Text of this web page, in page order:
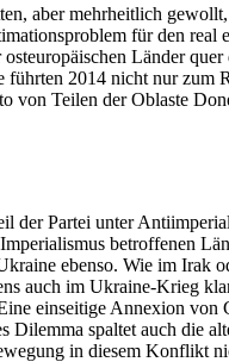
aber mehrheitlich
für den real
Länder quer
2014 nicht nur zum
von Teilen der Oblaste
der Partei unter
betroffenen
ebenso. Wie im Irak
auch im Ukraine-Krieg
einseitige Annexion von
spaltet auch die
in diesem Konflikt